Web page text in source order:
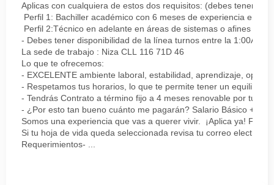
Aplicas con cualquiera de estos dos requisitos: (debes tener
Perfil 1: Bachiller académico con 6 meses de experiencia en
Perfil 2:Técnico en adelante en áreas de sistemas o afines
- Debes tener disponibilidad de la línea turnos entre la 1:00AM
La sede de trabajo : Niza CLL 116 71D 46
Lo que te ofrecemos:
- EXCELENTE ambiente laboral, estabilidad, aprendizaje,
- Respetamos tus horarios, lo que te permite tener un equilibrio
- Tendrás Contrato a término fijo a 4 meses renovable por tu
- ¿Por esto tan bueno cuánto me pagarán? Salario Básico +
Somos una experiencia que vas a querer vivir. ¡Aplica ya!
Si tu hoja de vida queda seleccionada revisa tu correo
Requerimientos- ...